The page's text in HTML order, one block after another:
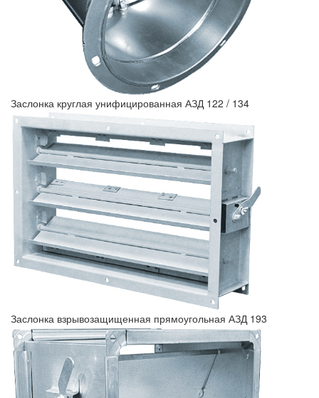
Заслонка круглая унифицированная АЗД 122 / 134
Заслонка взрывозащищенная прямоугольная АЗД 193